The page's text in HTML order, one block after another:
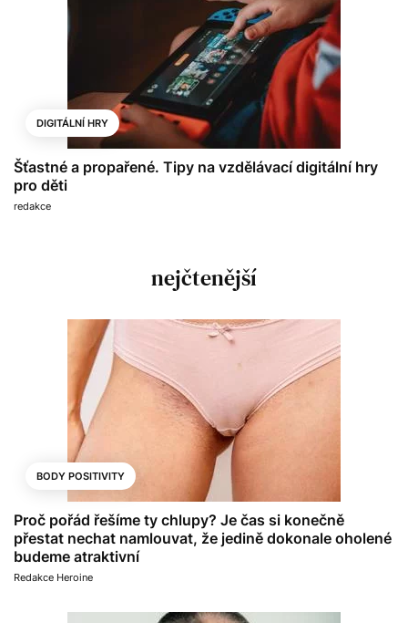
DIGITÁLNÍ HRY
Šťastné a propařené. Tipy na vzdělávací digitální hry
pro děti
redakce
nejčtenější
BODY POSITIVITY
Proč pořád řešíme ty chlupy? Je čas si konečně
přestat nechat namlouvat, že jedině dokonale oholené
budeme atraktivní
Redakce Heroine